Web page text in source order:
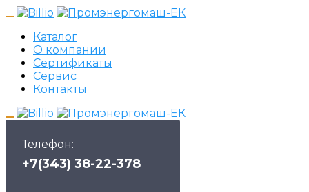
Каталог
О компании
Сертификаты
Сервис
Контакты
Телефон:
+7(343) 38-22-378